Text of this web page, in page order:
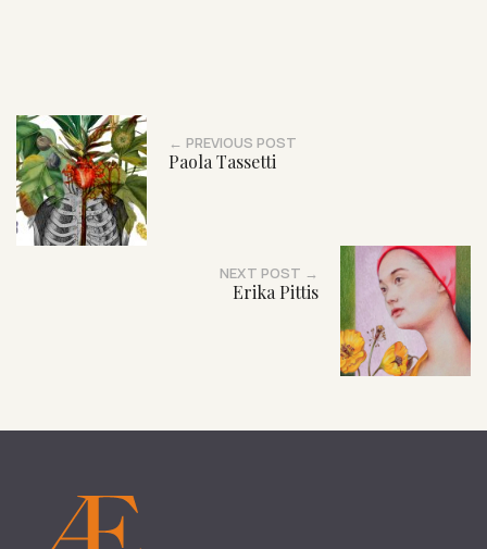
← PREVIOUS POST
Paola Tassetti
NEXT POST →
Erika Pittis